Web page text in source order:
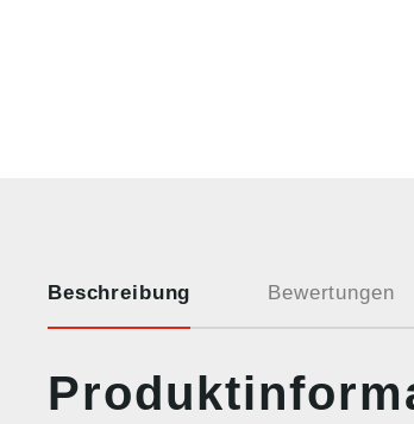
Beschreibung Bewertungen